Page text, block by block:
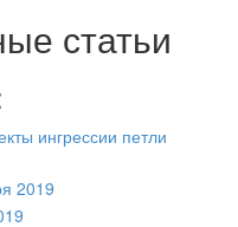
статьи
ингрессии петли
2019